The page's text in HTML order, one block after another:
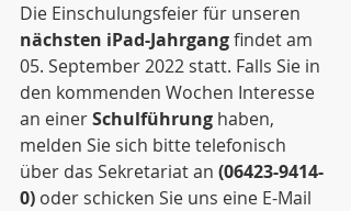
Die Einschulungsfeier für unseren
nächsten iPad-Jahrgang findet am
05. September 2022 statt. Falls Sie in
den kommenden Wochen Interesse
an einer Schulführung haben,
melden Sie sich bitte telefonisch
über das Sekretariat an (06423-9414-
0) oder schicken Sie uns eine E-Mail